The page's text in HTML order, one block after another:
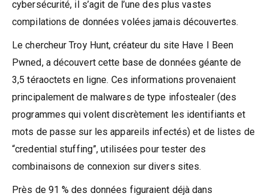
cybersécurité, il s’agit de l’une des plus vastes
compilations de données volées jamais découvertes.
Le chercheur Troy Hunt, créateur du site Have I Been
Pwned, a découvert cette base de données géante de
3,5 téraoctets en ligne. Ces informations provenaient
principalement de malwares de type infostealer (des
programmes qui volent discrètement les identifiants et
mots de passe sur les appareils infectés) et de listes de
“credential stuffing”, utilisées pour tester des
combinaisons de connexion sur divers sites.
Près de 91 % des données figuraient déjà dans